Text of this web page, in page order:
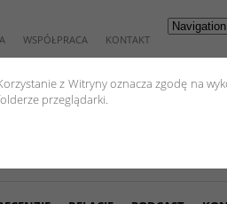
z Witryny oznacza zgodę na
przeglądarki.
WSPÓŁPRACA KONTAKT